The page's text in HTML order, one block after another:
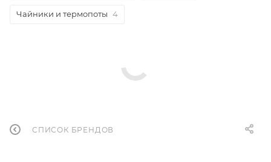
Чайники и термопоты 4
СПИСОК БРЕНДОВ